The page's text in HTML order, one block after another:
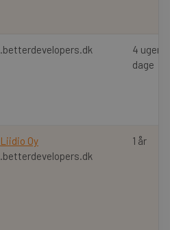
.betterdevelopers.dk
4 uger 2
dage
Liidio Oy
.betterdevelopers.dk
1 år